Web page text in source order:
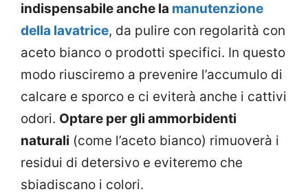
indispensabile anche la manutenzione
della lavatrice, da pulire con regolarità con
aceto bianco o prodotti specifici. In questo
modo riusciremo a prevenire l’accumulo di
calcare e sporco e ci eviterà anche i cattivi
odori. Optare per gli ammorbidenti
naturali (come l’aceto bianco) rimuoverà i
residui di detersivo e eviteremo che
sbiadiscano i colori.